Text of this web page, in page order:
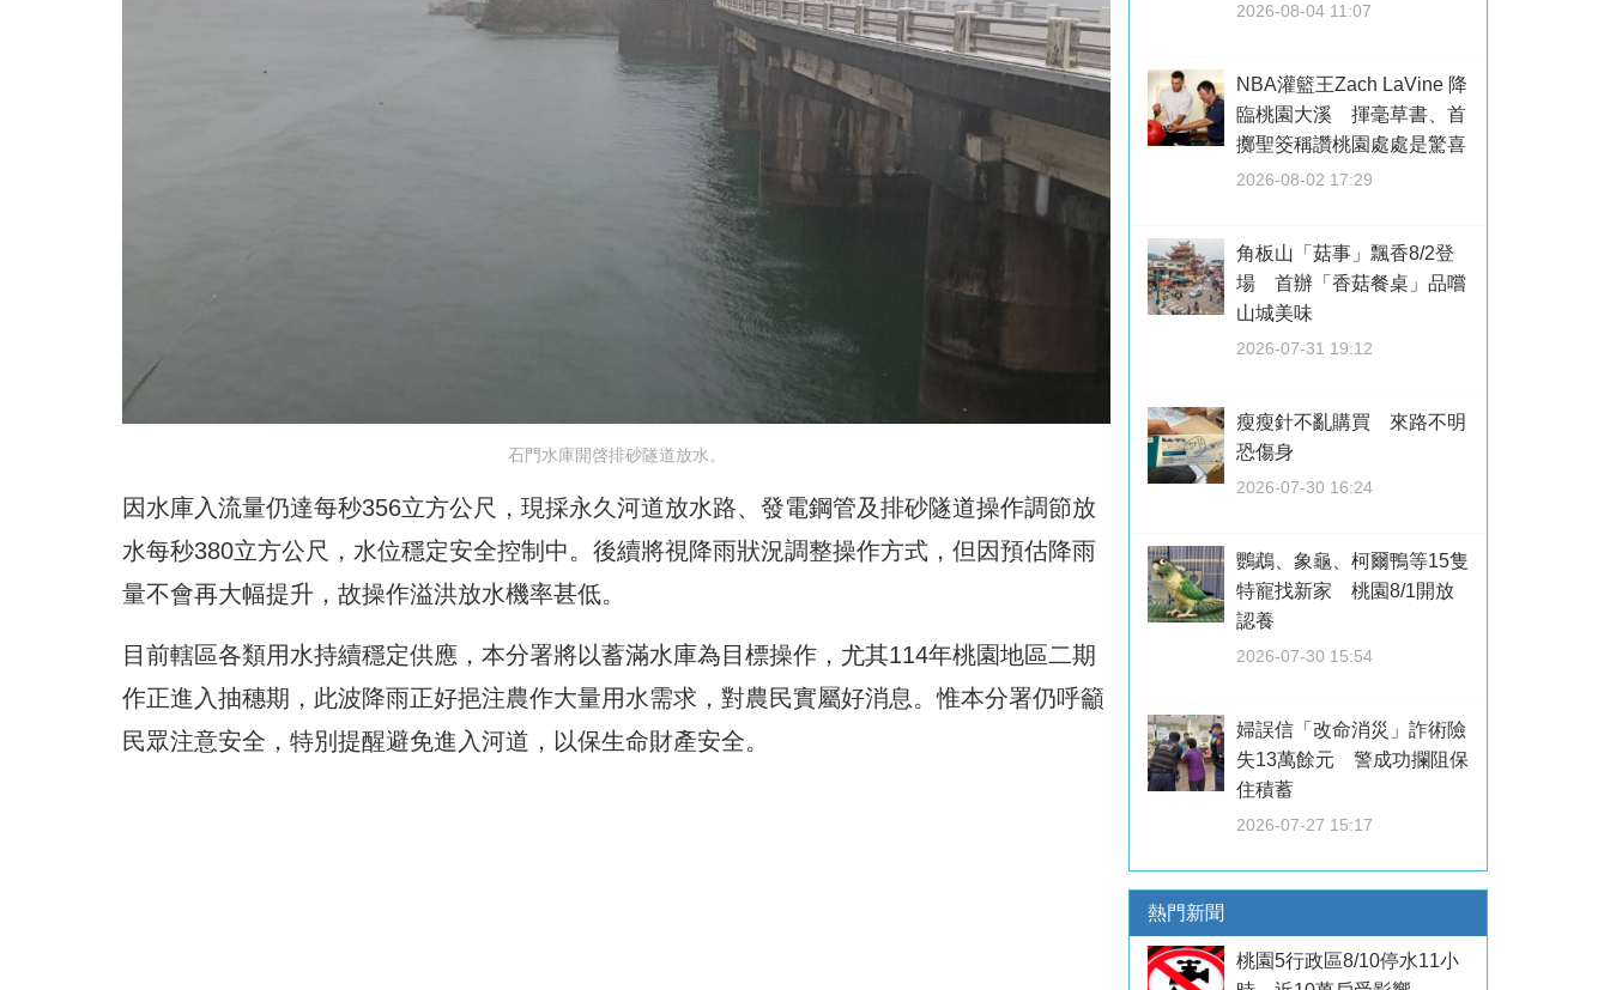
石門水庫開啓排砂隧道放水。
因水庫入流量仍達每秒356立方公尺，現採永久河道放水路、發電鋼管及排砂隧道操作調節放
水每秒380立方公尺，水位穩定安全控制中。後續將視降雨狀況調整操作方式，但因預估降雨
量不會再大幅提升，故操作溢洪放水機率甚低。
目前轄區各類用水持續穩定供應，本分署將以蓄滿水庫為目標操作，尤其114年桃園地區二期
作正進入抽穗期，此波降雨正好挹注農作大量用水需求，對農民實屬好消息。惟本分署仍呼籲
民眾注意安全，特別提醒避免進入河道，以保生命財產安全。
2026-08-04 11:07
NBA灌籃王Zach LaVine 降
臨桃園大溪 揮毫草書、首
擲聖筊稱讚桃園處處是驚喜
2026-08-02 17:29
角板山「菇事」飄香8/2登
場 首辦「香菇餐桌」品嚐
山城美味
2026-07-31 19:12
瘦瘦針不亂購買 來路不明
恐傷身
2026-07-30 16:24
鸚鵡、象龜、柯爾鴨等15隻
特寵找新家 桃園8/1開放
認養
2026-07-30 15:54
婦誤信「改命消災」詐術險
失13萬餘元 警成功攔阻保
住積蓄
2026-07-27 15:17
熱門新聞
桃園5行政區8/10停水11小